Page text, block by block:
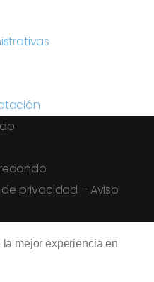
privacidad –Aviso
mejor experiencia en